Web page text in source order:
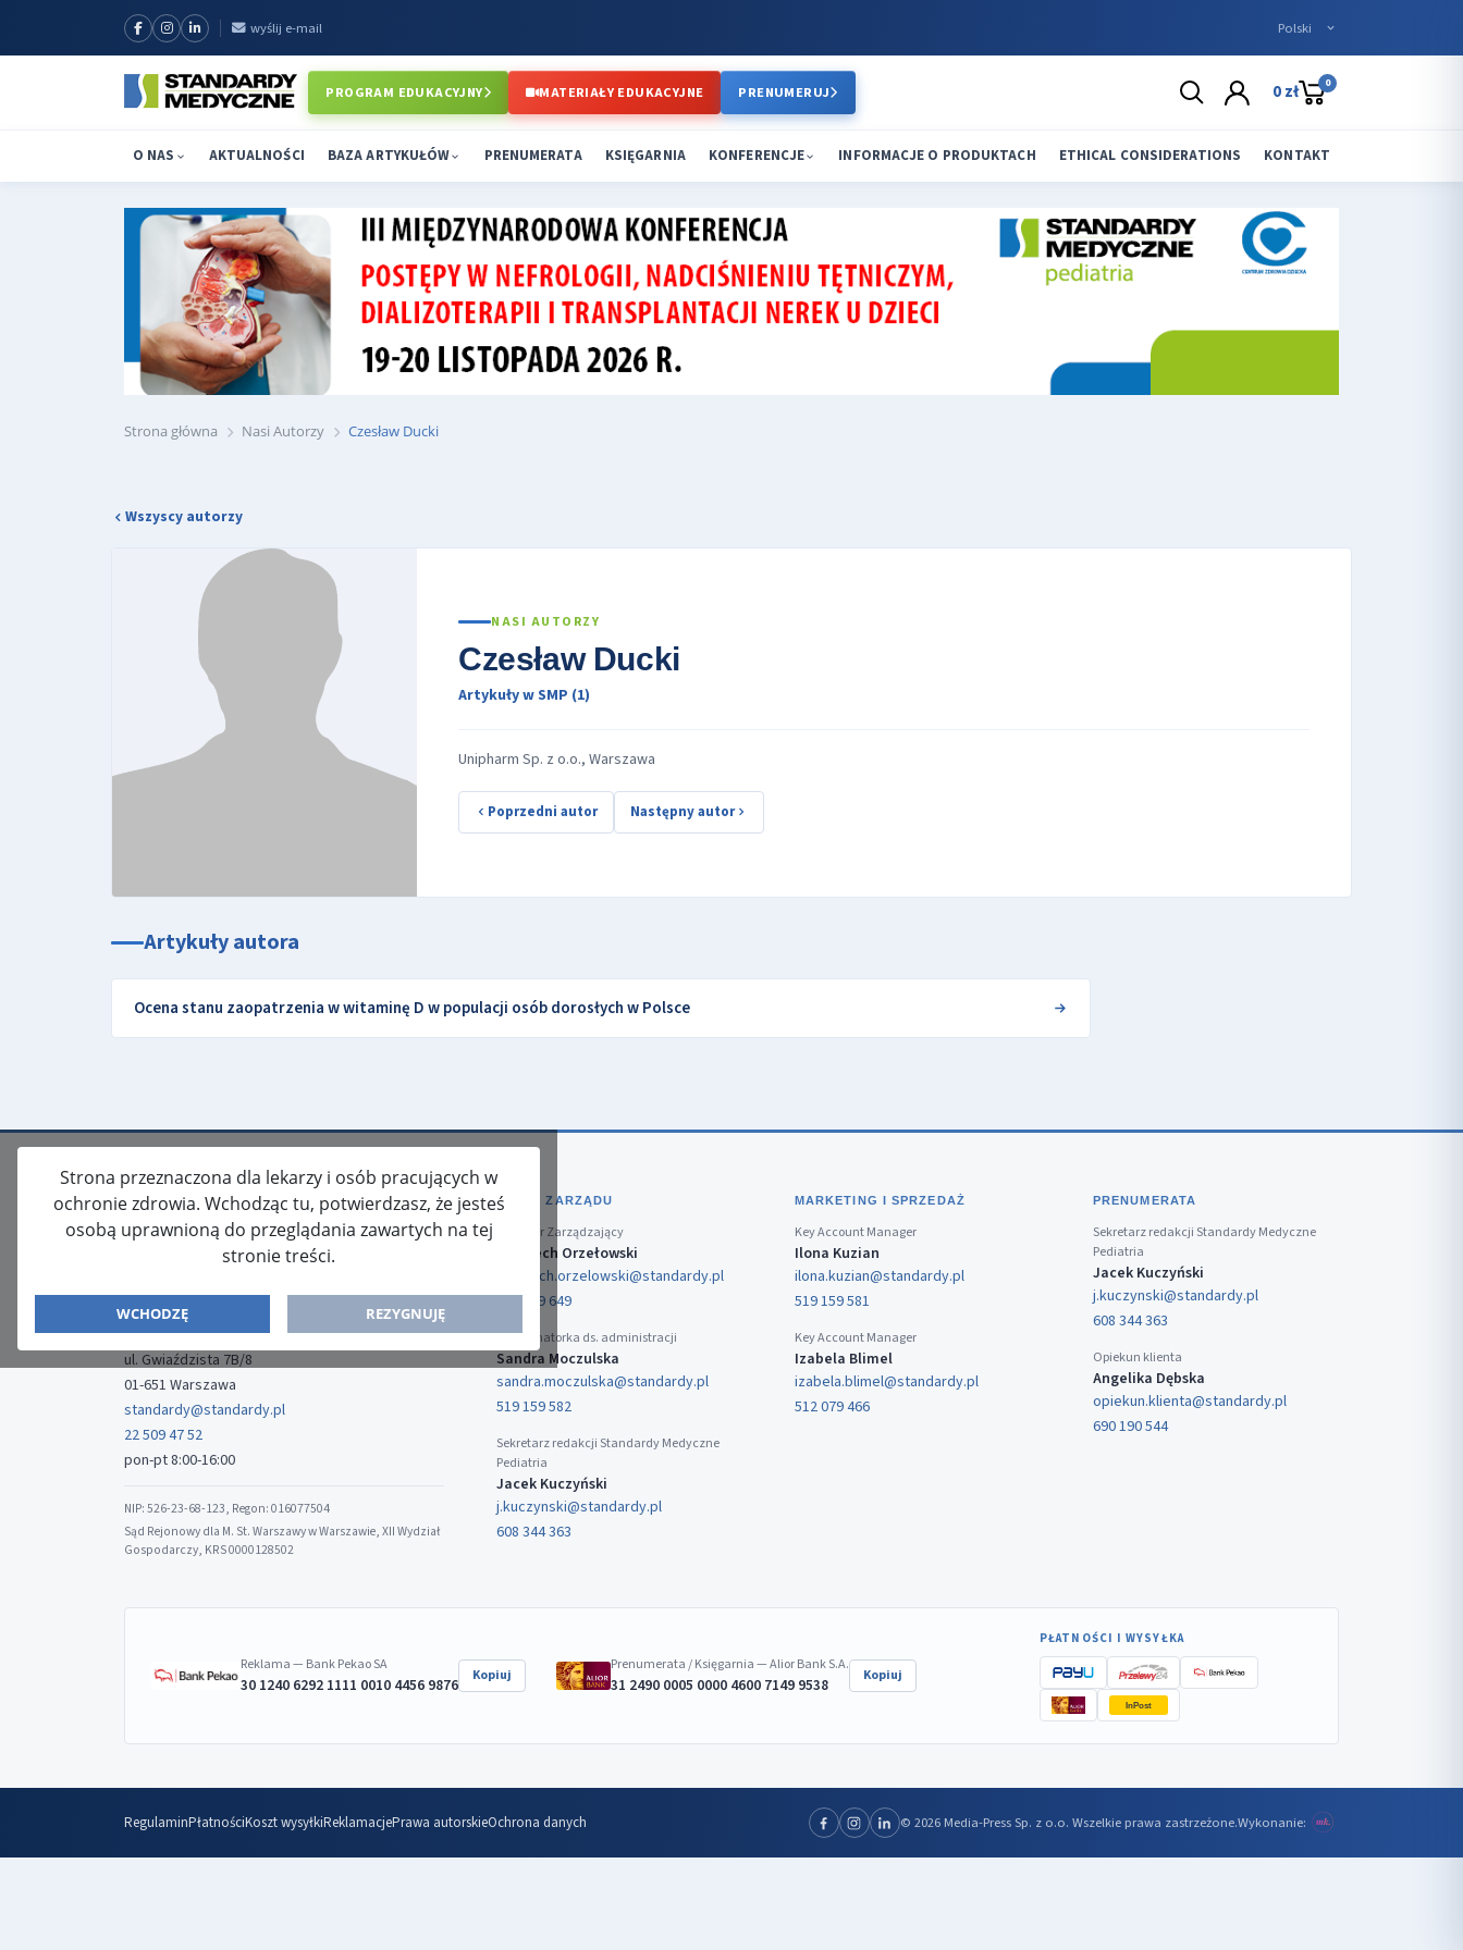
wyślij e-mail
PROGRAM EDUKACYJNY MATERIAŁY EDUKACYJNE PRENUMERUJ 0 zł 0
O NAS AKTUALNOŚCI BAZA ARTYKUŁÓW PRENUMERATA KSIĘGARNIA KONFERENCJE INFORMACJE O PRODUKTACH ETHICAL CONSIDERATIONS KONTAKT
Strona główna Nasi Autorzy Czesław Ducki
Wszyscy autorzy
NASI AUTORZY
Czesław Ducki
Artykuły w SMP (1)
Unipharm Sp. z o.o., Warszawa
Poprzedni autor Następny autor
Artykuły autora
Ocena stanu zaopatrzenia w witaminę D w populacji osób dorosłych w Polsce
Strona przeznaczona dla lekarzy i osób pracujących w
ochronie zdrowia. Wchodząc tu, potwierdzasz, że jesteś
osobą uprawnioną do przeglądania zawartych na tej
stronie treści.
WCHODZĘ REZYGNUJĘ
ISSN: 2080-5438
Media-Press Sp. z o.o.
ul. Gwiaździsta 7B/8
01-651 Warszawa
standardy@standardy.pl
22 509 47 52
pon-pt 8:00-16:00
NIP: 526-23-68-123, Regon: 016077504
Sąd Rejonowy dla M. St. Warszawy w Warszawie, XII Wydział
Gospodarczy, KRS 0000128502
BIURO ZARZĄDU
Dyrektor Zarządzający
Wojciech Orzełowski
wojciech.orzelowski@standardy.pl
519 159 649
Koordynatorka ds. administracji
Sandra Moczulska
sandra.moczulska@standardy.pl
519 159 582
Sekretarz redakcji Standardy Medyczne
Pediatria
Jacek Kuczyński
j.kuczynski@standardy.pl
608 344 363
MARKETING I SPRZEDAŻ
Key Account Manager
Ilona Kuzian
ilona.kuzian@standardy.pl
519 159 581
Key Account Manager
Izabela Blimel
izabela.blimel@standardy.pl
512 079 466
PRENUMERATA
Sekretarz redakcji Standardy Medyczne
Pediatria
Jacek Kuczyński
j.kuczynski@standardy.pl
608 344 363
Opiekun klienta
Angelika Dębska
opiekun.klienta@standardy.pl
690 190 544
Reklama — Bank Pekao SA
30 1240 6292 1111 0010 4456 9876 Kopiuj
Prenumerata / Księgarnia — Alior Bank S.A.
31 2490 0005 0000 4600 7149 9538 Kopiuj
PŁATNOŚCI I WYSYŁKA
InPost
RegulaminPłatnościKoszt wysyłkiReklamacjePrawa autorskieOchrona danych © 2026 Media-Press Sp. z o.o. Wszelkie prawa zastrzeżone.Wykonanie: